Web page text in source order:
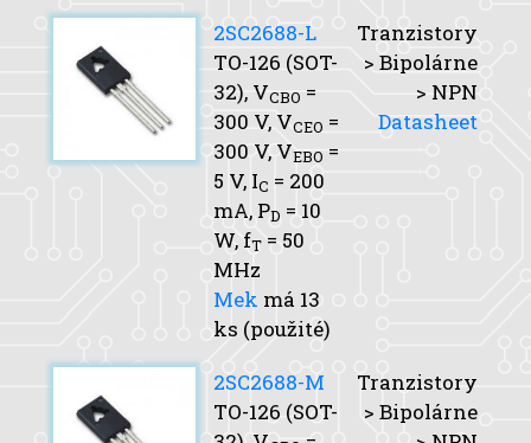
2SC2688-L
TO-126 (SOT-
32), VCBO =
300 V, VCEO =
300 V, VEBO =
5 V, IC = 200
mA, PD = 10
W, fT = 50
MHz
Mek má 13
ks (použité)
Tranzistory
> Bipolárne
> NPN
Datasheet
2SC2688-M
TO-126 (SOT-
Tranzistory
> Bipolárne